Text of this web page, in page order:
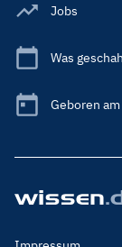
Jobs
Was
Geboren am